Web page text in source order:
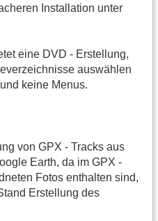
Installation unter
eine DVD - Erstellung,
auswählen
keine Menus.
von GPX - Tracks aus
Earth, da im GPX -
Fotos enthalten sind,
Erstellung des